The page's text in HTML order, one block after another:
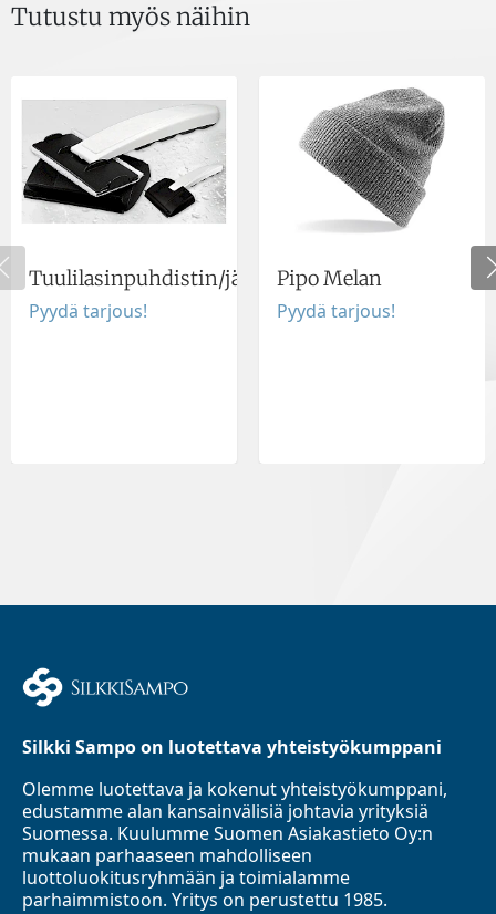
Tutustu myös näihin
Tuulilasinpuhdistin/jääraappa
Pyydä tarjous!
Pipo Melan
Pyydä tarjous!
Silkki Sampo on luotettava yhteistyökumppani
Olemme luotettava ja kokenut yhteistyökumppani,
edustamme alan kansainvälisiä johtavia yrityksiä
Suomessa. Kuulumme Suomen Asiakastieto Oy:n
mukaan parhaaseen mahdolliseen
luottoluokitusryhmään ja toimialamme
parhaimmistoon. Yritys on perustettu 1985.